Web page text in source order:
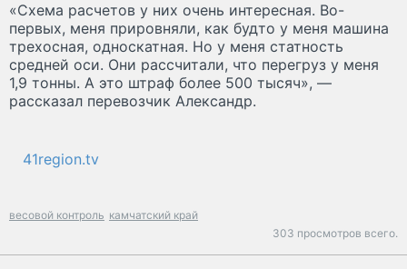
«Схема расчетов у них очень интересная. Во-
первых, меня прировняли, как будто у меня машина
трехосная, односкатная. Но у меня статность
средней оси. Они рассчитали, что перегруз у меня
1,9 тонны. А это штраф более 500 тысяч», —
рассказал перевозчик Александр.
41region.tv
весовой контроль камчатский край
303 просмотров всего.